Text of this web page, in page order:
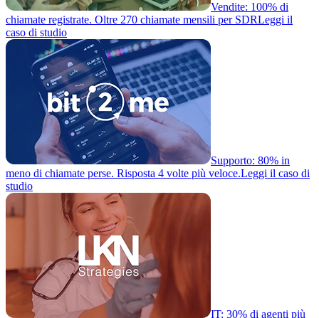
Vendite: 100% di
chiamate registrate. Oltre 270 chiamate mensili per SDRLeggi il
caso di studio
Supporto: 80% in
meno di chiamate perse. Risposta 4 volte più veloce.Leggi il caso di
studio
IT: 30% di agenti più